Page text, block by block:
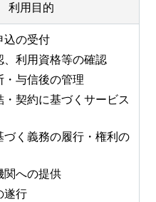
利用目的
込の受付
、利用資格等の確認
・与信後の管理
・契約に基づくサービス
づく義務の履行・権利の
関への提供
遂行